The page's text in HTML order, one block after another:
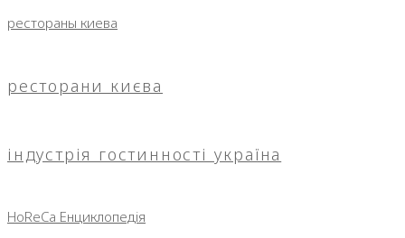
рестораны киева
ресторани києва
індустрія гостинності україна
HoReCa Енциклопедія